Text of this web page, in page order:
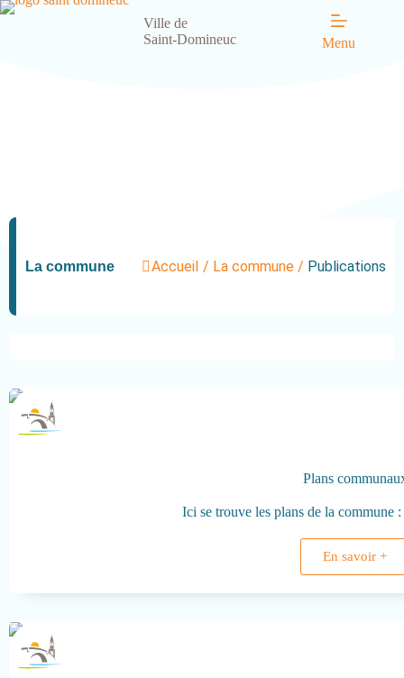
Ville de
Saint-Domineuc
Menu
La commune Accueil / La commune / Publications
Plans
Ici se trouve les plans de la commune
En savoir +